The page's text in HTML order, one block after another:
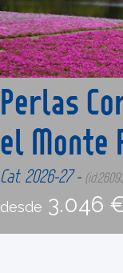
Perlas
el Monte
Cat. 2026-27 -
desde 3.046